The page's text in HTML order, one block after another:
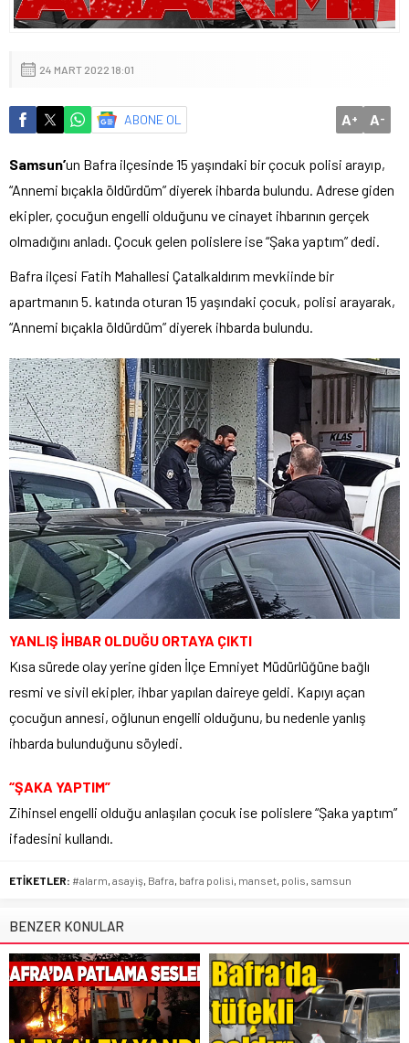
24 MART 2022 18:01
ABONE OL A+ A-
Samsun’un Bafra ilçesinde 15 yaşındaki bir çocuk polisi arayıp,
“Annemi bıçakla öldürdüm” diyerek ihbarda bulundu. Adrese giden
ekipler, çocuğun engelli olduğunu ve cinayet ihbarının gerçek
olmadığını anladı. Çocuk gelen polislere ise “Şaka yaptım” dedi.
Bafra ilçesi Fatih Mahallesi Çatalkaldırım mevkiinde bir
apartmanın 5. katında oturan 15 yaşındaki çocuk, polisi arayarak,
“Annemi bıçakla öldürdüm” diyerek ihbarda bulundu.
YANLIŞ İHBAR OLDUĞU ORTAYA ÇIKTI
Kısa sürede olay yerine giden İlçe Emniyet Müdürlüğüne bağlı
resmi ve sivil ekipler, ihbar yapılan daireye geldi. Kapıyı açan
çocuğun annesi, oğlunun engelli olduğunu, bu nedenle yanlış
ihbarda bulunduğunu söyledi.
“ŞAKA YAPTIM”
Zihinsel engelli olduğu anlaşılan çocuk ise polislere “Şaka yaptım”
ifadesini kullandı.
ETİKETLER: #alarm, asayiş, Bafra, bafra polisi, manset, polis, samsun
BENZER KONULAR